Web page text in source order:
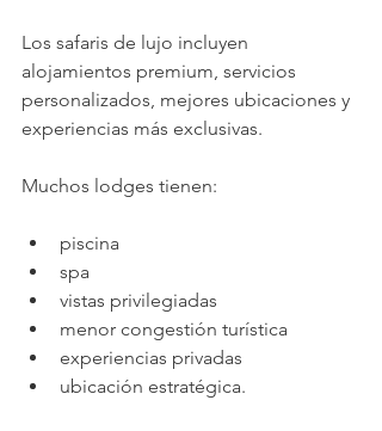
Los safaris de lujo incluyen
alojamientos premium, servicios
personalizados, mejores ubicaciones y
experiencias más exclusivas.
Muchos lodges tienen:
piscina
spa
vistas privilegiadas
menor congestión turística
experiencias privadas
ubicación estratégica.